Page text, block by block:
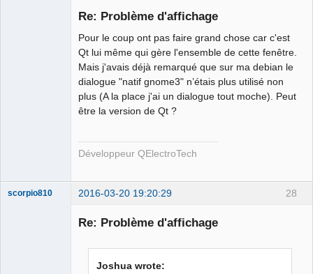
Re: Problème d'affichage
Pour le coup ont pas faire grand chose car c'est
Qt lui même qui gère l'ensemble de cette fenêtre.
Mais j'avais déjà remarqué que sur ma debian le
dialogue "natif gnome3" n’étais plus utilisé non
plus (A la place j'ai un dialogue tout moche). Peut
être la version de Qt ?
Développeur QElectroTech
28
scorpio810 2016-03-20 19:20:29
Re: Problème d'affichage
Joshua wrote: